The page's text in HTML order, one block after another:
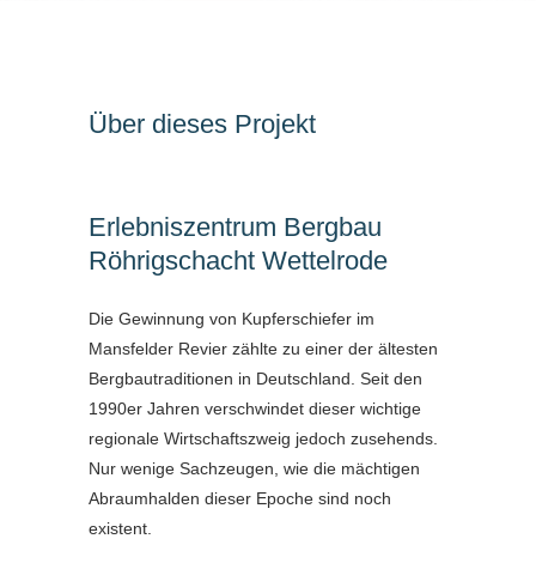
Über dieses Projekt
Erlebniszentrum Bergbau
Röhrigschacht Wettelrode
Die Gewinnung von Kupferschiefer im
Mansfelder Revier zählte zu einer der ältesten
Bergbautraditionen in Deutschland. Seit den
1990er Jahren verschwindet dieser wichtige
regionale Wirtschaftszweig jedoch zusehends.
Nur wenige Sachzeugen, wie die mächtigen
Abraumhalden dieser Epoche sind noch
existent.